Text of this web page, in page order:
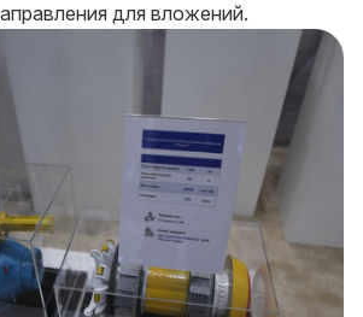
для вложений.